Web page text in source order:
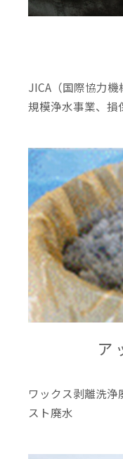
JICA（国際協力
規模浄水事業、損
ア
ワックス剥離洗
スト廃水